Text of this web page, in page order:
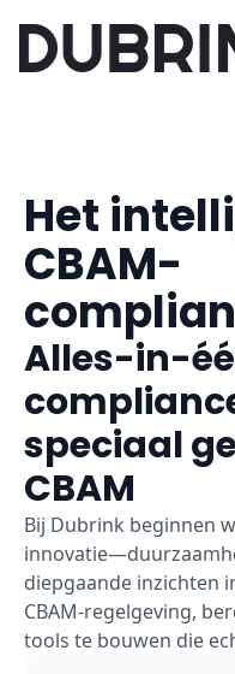
Het
CBAM-
Alles-in-
speciaal
CBAM
Bij Dubrink beginnen
diepgaande inzichten
CBAM-regelgeving,
tools te bouwen die